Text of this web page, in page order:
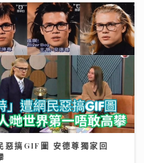
惡搞GIF圖 安德尊獨家回